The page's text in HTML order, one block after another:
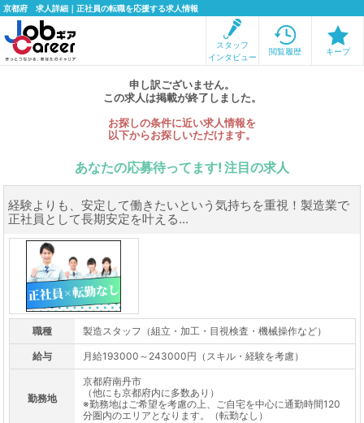
京都府 求人詳細｜正社員の転職を応援する求人情報
スタッフ
インタビュー
閲覧履歴 キープ
申し訳ございません。
この求人は掲載が終了しました。
お探しの条件に近い求人情報を
以下からお探しいただけます。
あなたの応募待ってます! 注目の求人
経験よりも、安定して働きたいという気持ちを重視！製造業で
正社員として長期安定を叶える...
職種 製造スタッフ（組立・加工・目視検査・機械操作など）
給与 月給193000～243000円（スキル・経験を考慮）
勤務地
京都府南丹市
（他にも京都府内に多数あり）
※勤務地はご希望を考慮の上、ご自宅を中心に通勤時間120
分圏内のエリアとなります。（転勤なし）